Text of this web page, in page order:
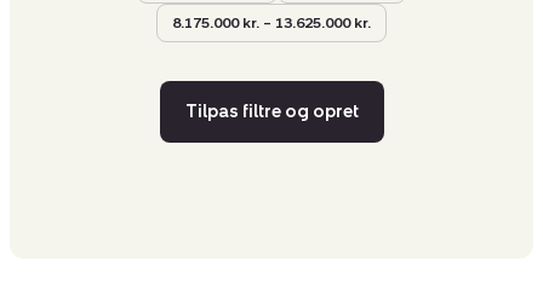
8.175.000 kr. – 13.625.000 kr.
Tilpas filtre og opret